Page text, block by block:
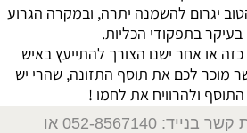
יגרום להשמנה יתרה, ובמקרה הגרוע
בתפקודי הכליות.
או אחר ישנו הצורך להתייעץ באיש
מוכר לכם את תוסף התזונה, שהרי יש
ולהרוויח את לחמו !
052-8567140
או